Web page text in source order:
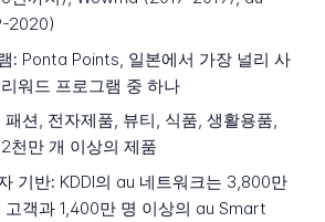
2020)
: Ponta Points, 일본에서 가장 널리 사
워드 프로그램 중 하나
패션, 전자제품, 뷰티, 식품, 생활용품,
천만 개 이상의 제품
기반: KDDI의 au 네트워크는 3,800만
고객과 1,400만 명 이상의 au Smart